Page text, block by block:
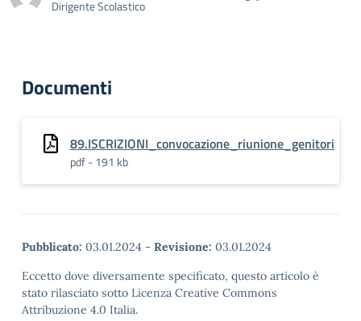
Dirigente Scolastico
Documenti
89.ISCRIZIONI_convocazione_riunione_genitori
pdf - 191 kb
Pubblicato: 03.01.2024 - Revisione: 03.01.2024
Eccetto dove diversamente specificato, questo articolo è
stato rilasciato sotto Licenza Creative Commons
Attribuzione 4.0 Italia.